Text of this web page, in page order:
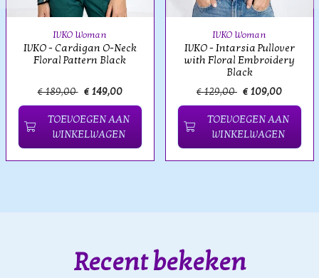
IVKO Woman
IVKO - Cardigan O-Neck
Floral Pattern Black
€ 189,00 € 149,00
TOEVOEGEN AAN
WINKELWAGEN
IVKO Woman
IVKO - Intarsia Pullover
with Floral Embroidery
Black
€ 129,00 € 109,00
TOEVOEGEN AAN
WINKELWAGEN
Recent bekeken